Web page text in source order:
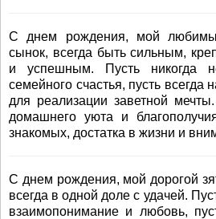
С днем рождения, мой
сынок, всегда быть сильным,
и успешным. Пусть никогда
семейного счастья, пусть всегда
для реализации заветной
домашнего уюта и
знакомых, достатка в жизни и
С днем рождения, мой дорогой
всегда в одной доле с удачей.
взаимопонимание и любовь,